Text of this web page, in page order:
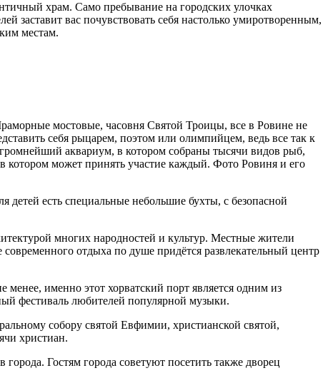
храм. Само пребывание на городских улочках
заставит вас почувствовать себя настолько умиротворенным,
местам.
мостовые, часовня Святой Троицы, все в Ровине не
себя рыцарем, поэтом или олимпийцем, ведь все так к
аквариум, в котором собраны тысячи видов рыб,
котором может принять участие каждый. Фото Ровиня и его
есть специальные небольшие бухты, с безопасной
многих народностей и культур. Местные жители
отдыха по душе придётся развлекательный центр
именно этот хорватский порт является одним из
фестиваль любителей популярной музыки.
собору святой Евфимии, христианской святой,
христиан.
Гостям города советуют посетить также дворец